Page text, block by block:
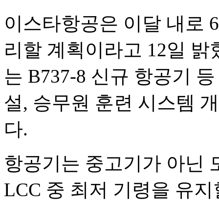
이스타항공은 이달 내로
리할 계획이라고 12일
는 B737-8 신규 항공기
설, 승무원 훈련 시스템
다.
항공기는 중고기가 아닌
LCC 중 최저 기령을 유